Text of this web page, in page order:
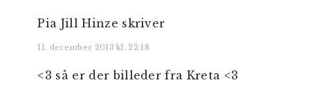
Pia Jill Hinze skriver
11. december 2013 kl. 22:18
<3 så er der billeder fra Kreta <3